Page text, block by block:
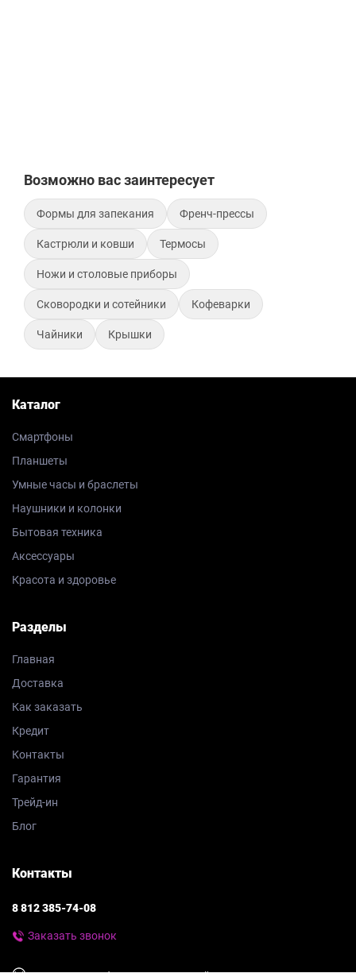
Возможно вас заинтересует
Формы для запекания Френч-прессы
Кастрюли и ковши Термосы
Ножи и столовые приборы
Сковородки и сотейники Кофеварки
Чайники Крышки
Каталог
Смартфоны
Планшеты
Умные часы и браслеты
Наушники и колонки
Бытовая техника
Аксессуары
Красота и здоровье
Разделы
Главная
Доставка
Как заказать
Кредит
Контакты
Гарантия
Трейд-ин
Блог
Контакты
8 812 385-74-08
Заказать звонок